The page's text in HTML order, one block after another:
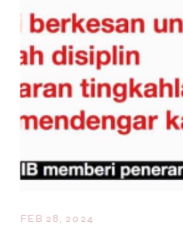
FEB 28, 2024